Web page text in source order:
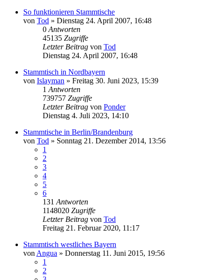
So funktionieren Stammtische
von Tod » Dienstag 24. April 2007, 16:48
0 Antworten
45135 Zugriffe
Letzter Beitrag von Tod
Dienstag 24. April 2007, 16:48
Stammtisch in Nordbayern
von Islayman » Freitag 30. Juni 2023, 15:39
1 Antworten
739757 Zugriffe
Letzter Beitrag von Ponder
Dienstag 4. Juli 2023, 14:10
Stammtische in Berlin/Brandenburg
von Tod » Sonntag 21. Dezember 2014, 13:56
1
2
3
4
5
6
131 Antworten
1148020 Zugriffe
Letzter Beitrag von Tod
Freitag 21. Februar 2020, 11:17
Stammtisch westliches Bayern
von Angua » Donnerstag 11. Juni 2015, 19:56
1
2